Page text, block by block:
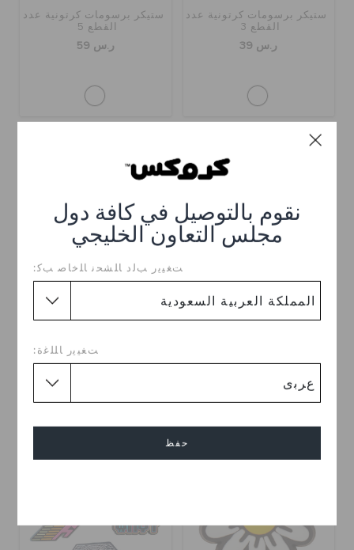
نقوم بالتوصيل في كافة دول
مجلس التعاون الخليجي
ﺖﻐﻴﻳﺭ ﺐﻟﺩ ﺎﻠﺸﺤﻧ ﺎﻠﺧﺎﺻ ﺐﻛ:
ﺖﻐﻴﻳﺭ ﺎﻠﻠﻏﺓ:
حفظ
ستيكر برسومات كرتونية عدد
القطع 3
ر.س 39
ستيكر برسومات كرتونية عدد
القطع 5
ر.س 59
ستيكر برسومات كرتونية ستيكر برسومات كرتونية
ر.س 19